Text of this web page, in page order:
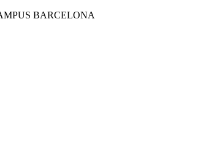
BARCELONA